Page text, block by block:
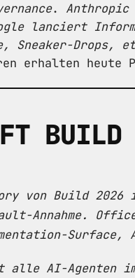
. Anthropic
lanciert
Sneaker-Drops,
erhalten heute
von Build
Annahme.
alle AI-Agenten